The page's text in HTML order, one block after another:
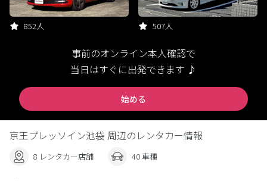
852人 507人
事前のオンライン本人確認で
当日はすぐに出発できます ♪
始める
京王プレッソイン池袋 周辺のレンタカー情報
8 レンタカー店舗 40 車種